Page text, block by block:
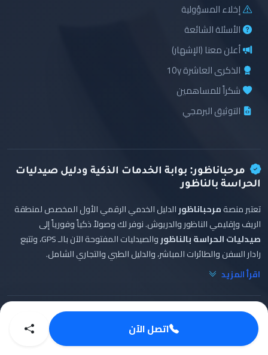
اتصل الآن
إخلاء المسؤولية
الأسئلة الشائعة
أعلن معنا (الإشهار)
الذكرى العاشرة 10y
شكراً للمساهمين
التوثيق البرمجي
مرحباناظور: بوابة الخدمات الذكية ودليل صيدليات
الحراسة بالناظور
تعتبر منصةمرحباناظورالدليل الخدمي الرقمي الأول المخصص لمنطقة
الريف وإقليمي الناظور والدريوش. نوفر لك وصولاً ذكياً وفورياً إلى
صيدليات الحراسة بالناظور
والصيدليات المفتوحة الآن بالـ GPS، وتتبع
رادار السفن والطائرات المباشر، والدليل الطبي والتجاري الشامل.
اقرأ المزيد
عبد الواحد البشيري